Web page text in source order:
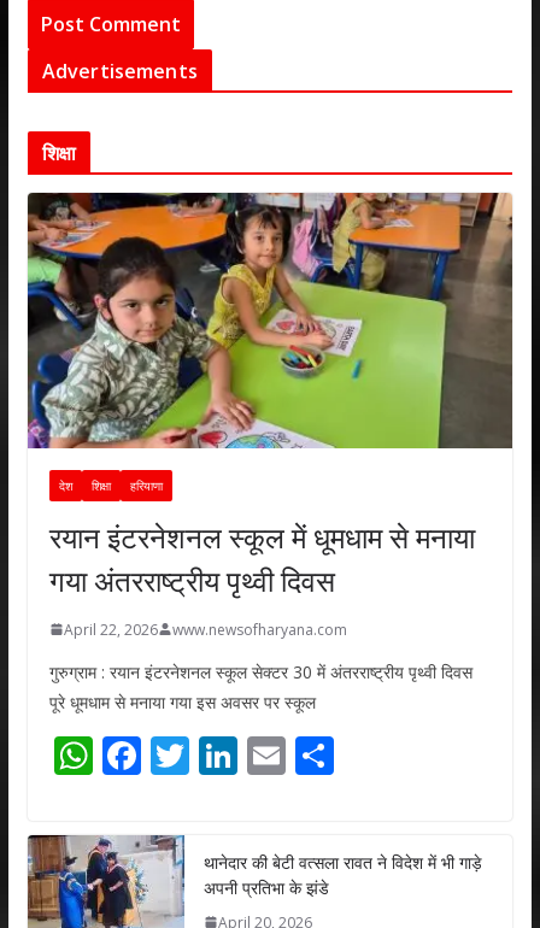
Advertisements
शिक्षा
देश शिक्षा हरियाणा
रयान इंटरनेशनल स्कूल में धूमधाम से मनाया
गया अंतरराष्ट्रीय पृथ्वी दिवस
April 22, 2026 www.newsofharyana.com
गुरुग्राम : रयान इंटरनेशनल स्कूल सेक्टर 30 में अंतरराष्ट्रीय पृथ्वी दिवस
पूरे धूमधाम से मनाया गया इस अवसर पर स्कूल
W
at
s
A
F
e
b
o
T
er
Li
e
dI
E
l
S
e
थानेदार की बेटी वत्सला रावत ने विदेश में भी गाड़े
अपनी प्रतिभा के झंडे
April 20, 2026